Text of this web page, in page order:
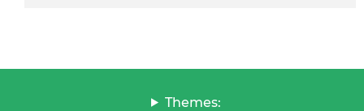
Themes: